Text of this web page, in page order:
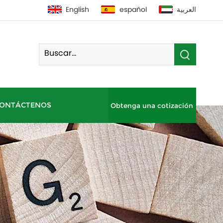
English español العربية
Obtenga una cotización